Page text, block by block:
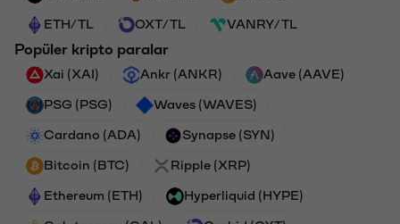
ETH/TL OXT/TL VANRY/TL
Popüler kripto paralar
Xai (XAI) Ankr (ANKR) Aave (AAVE)
PSG (PSG) Waves (WAVES)
Cardano (ADA) Synapse (SYN)
Bitcoin (BTC) Ripple (XRP)
Ethereum (ETH) Hyperliquid (HYPE)